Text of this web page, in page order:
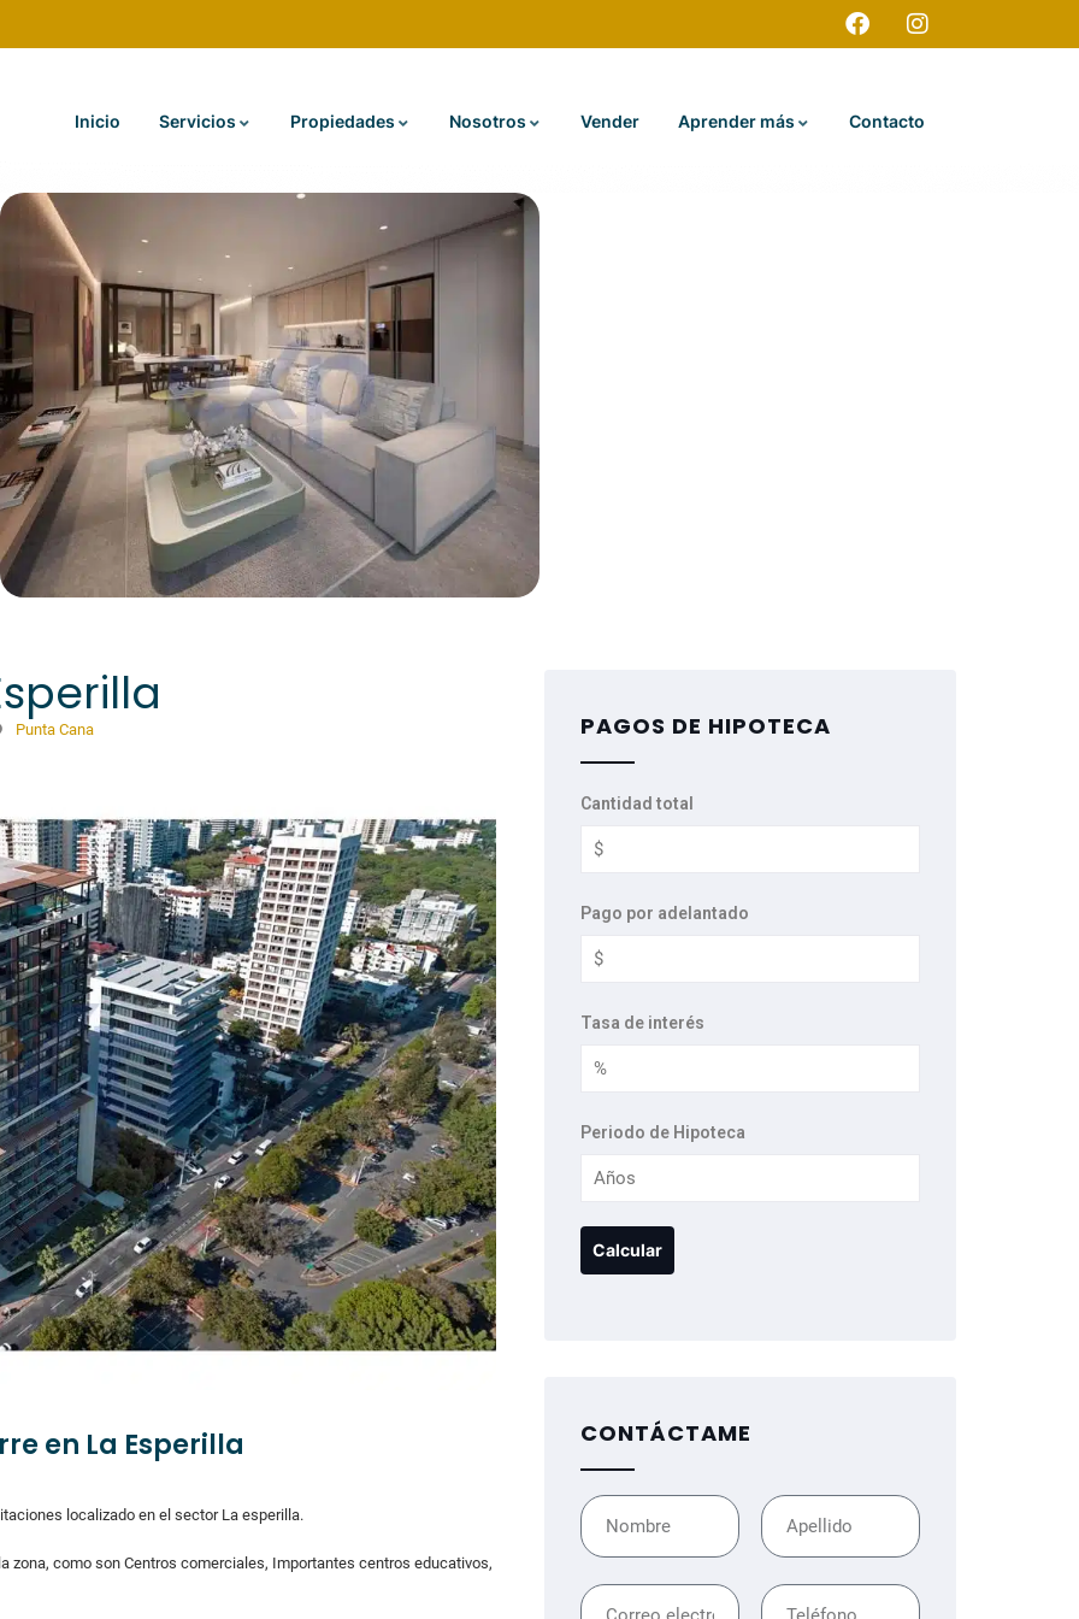
Inicio Servicios Propiedades Nosotros Vender Aprender más Contacto
Punta Cana
en La Esperilla
localizado en el sector La esperilla.
como son Centros comerciales, Importantes centros educativos,
PAGOS DE HIPOTECA
Cantidad total
Pago por adelantado
Tasa de interés
Periodo de Hipoteca
CONTÁCTAME